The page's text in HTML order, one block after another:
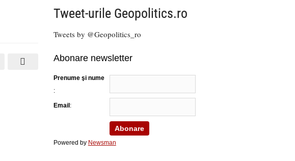
Tweet-urile Geopolitics.ro
Tweets by @Geopolitics_ro
Abonare newsletter
Prenume şi nume
:
Email:
Powered by Newsman